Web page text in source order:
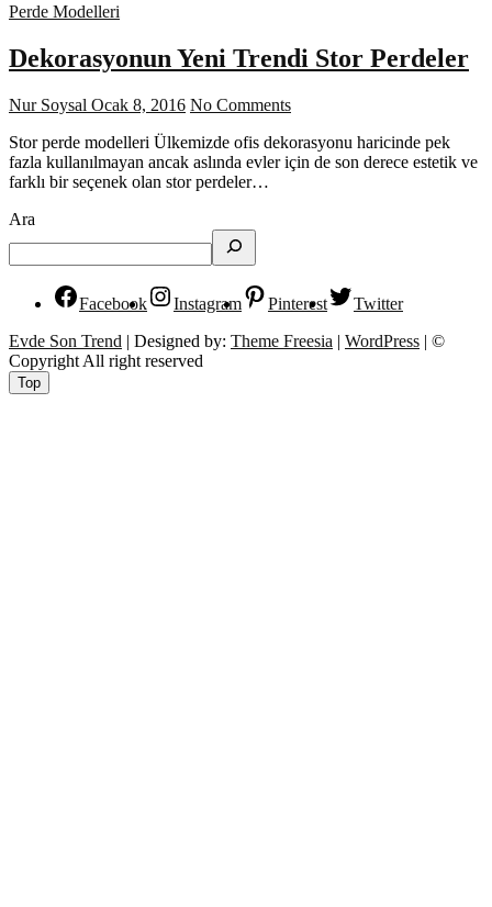
Perde Modelleri
Dekorasyonun Yeni Trendi Stor Perdeler
Nur Soysal Ocak 8, 2016 No Comments
Stor perde modelleri Ülkemizde ofis dekorasyonu haricinde pek
fazla kullanılmayan ancak aslında evler için de son derece estetik ve
farklı bir seçenek olan stor perdeler…
Ara
Facebook Instagram Pinterest
Twitter
Evde Son Trend | Designed by: Theme Freesia | WordPress | ©
Copyright All right reserved
Top